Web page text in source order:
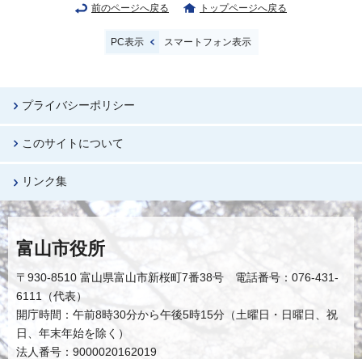
前のページへ戻る トップページへ戻る
PC表示 スマートフォン表示
プライバシーポリシー
このサイトについて
リンク集
富山市役所
〒930-8510 富山県富山市新桜町7番38号 電話番号：076-431-
6111（代表）
開庁時間：午前8時30分から午後5時15分（土曜日・日曜日、祝
日、年末年始を除く）
法人番号：9000020162019